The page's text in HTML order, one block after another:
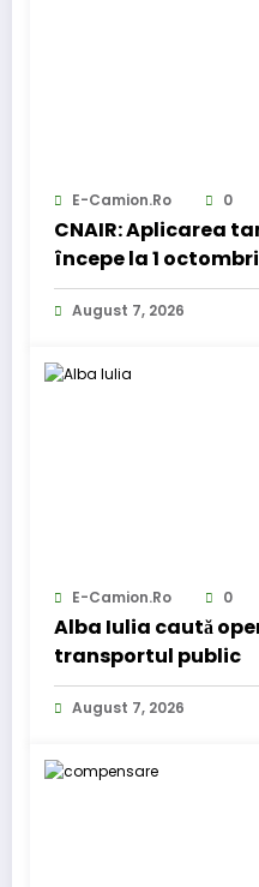
E-Camion.ro 0
CNAIR: Aplicarea
începe la 1
August 7, 2026
E-Camion.ro 0
Alba Iulia caută
transportul public
August 7, 2026